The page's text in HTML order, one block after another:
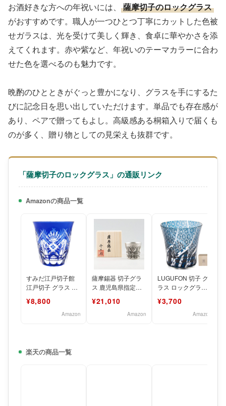
お酒好きな方への年祝いには、
薩摩切子のロックグラス
がおすすめです。職人が一つひとつ丁寧にカットした色被
せガラスは、光を受けて美しく輝き、食卓に華やかさを添
えてくれます。赤や紫など、年祝いのテーマカラーに合わ
せた色を選べるのも魅力です。
晩酌のひとときがぐっと豊かになり、グラスを手にするた
びに記念日を思い出していただけます。単品でも存在感が
あり、ペアで贈ってもよし。高級感ある桐箱入りで届くも
のが多く、贈り物としての見栄えも抜群です。
「薩摩切子のロックグラス」の通販リンク
Amazonの商品一覧
すみだ江戸切子館
江戸切子 グラス 焼
ー (化粧箱入) 重ね
¥8,800
Amazon
薩摩錫器 切子グラ
ス 鹿児島県指定伝
¥21,010
Amazon
LUGUFON 切子 グ
ラス ロックグラス
器対応 職人手作
¥3,700
Amazon
楽天の商品一覧